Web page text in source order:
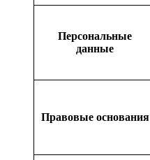
Персональные
данные
Правовые основания